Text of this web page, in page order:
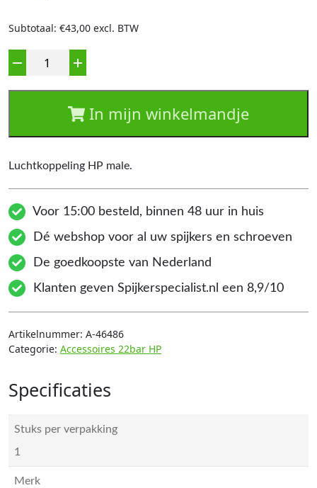
Subtotaal: €43,00 excl. BTW
In mijn winkelmandje
Luchtkoppeling HP male.
Voor 15:00 besteld, binnen 48 uur in huis
Dé webshop voor al uw spijkers en schroeven
De goedkoopste van Nederland
Klanten geven Spijkerspecialist.nl een 8,9/10
Artikelnummer: A-46486
Categorie: Accessoires 22bar HP
Specificaties
Stuks per verpakking
1
Merk